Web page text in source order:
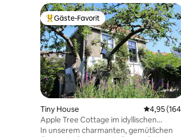
Beliebter Gäste-Favorit.
Gäste-Favorit
Tiny House
4,95
Apple Tree Cottage im idyllischen
Stadtgarten
In unserem charmanten, gemütlichen